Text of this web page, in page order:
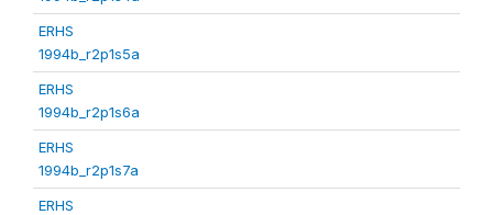
ERHS
1994b_r2p1s5a
ERHS
1994b_r2p1s6a
ERHS
1994b_r2p1s7a
ERHS